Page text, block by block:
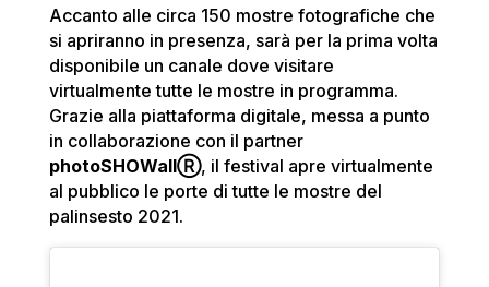
Accanto alle circa 150 mostre fotografiche che
si apriranno in presenza, sarà per la prima volta
disponibile un canale dove visitare
virtualmente tutte le mostre in programma.
Grazie alla piattaforma digitale, messa a punto
in collaborazione con il partner
photoSHOWallⓇ, il festival apre virtualmente
al pubblico le porte di tutte le mostre del
palinsesto 2021.